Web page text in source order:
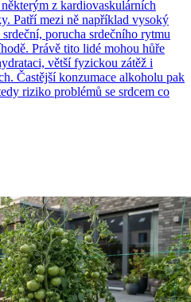
z kardiovaskulárních
Patří mezi ně například vysoký
porucha srdečního rytmu
Právě tito lidé mohou hůře
větší fyzickou zátěž i
Častější konzumace alkoholu pak
riziko problémů se srdcem co